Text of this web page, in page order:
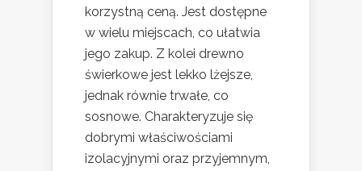
korzystną ceną. Jest dostępne
w wielu miejscach, co ułatwia
jego zakup. Z kolei drewno
świerkowe jest lekko lżejsze,
jednak równie trwałe, co
sosnowe. Charakteryzuje się
dobrymi właściwościami
izolacyjnymi oraz przyjemnym,